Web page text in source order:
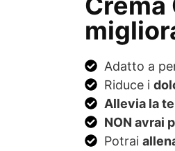
Adatto a
Riduce i
Allevia la
NON avrai
Potrai